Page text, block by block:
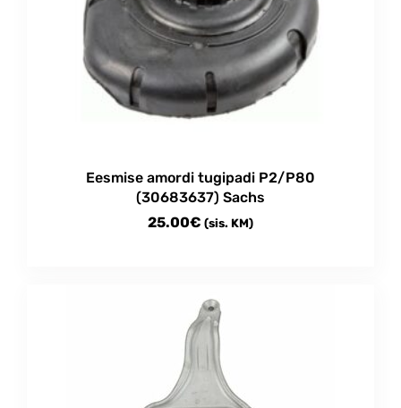
Eesmise amordi tugipadi P2/P80
(30683637) Sachs
25.00€ (sis. KM)